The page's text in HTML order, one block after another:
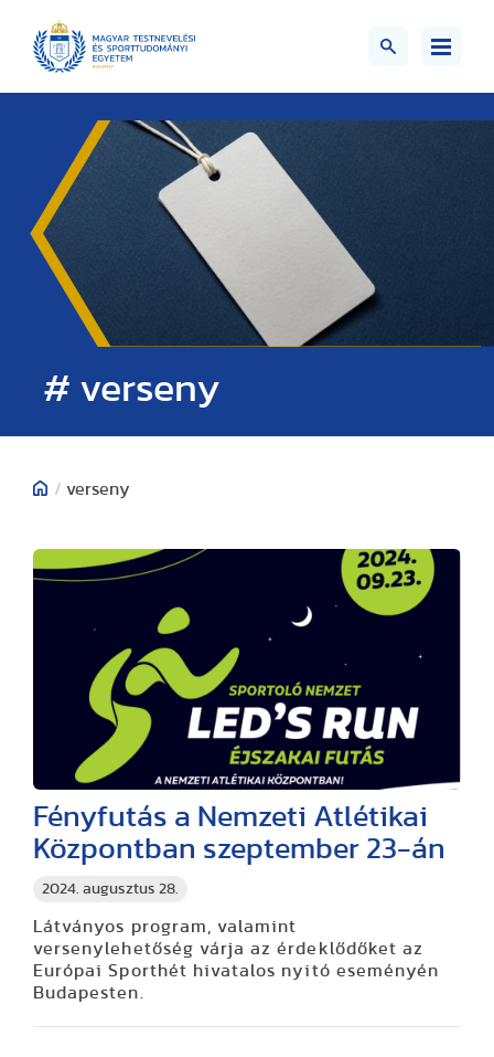
# verseny
/ verseny
2024. augusztus 28.
Fényfutás a Nemzeti Atlétikai
Központban szeptember 23-án
Látványos program, valamint
versenylehetőség várja az érdeklődőket az
Európai Sporthét hivatalos nyitó eseményén
Budapesten.